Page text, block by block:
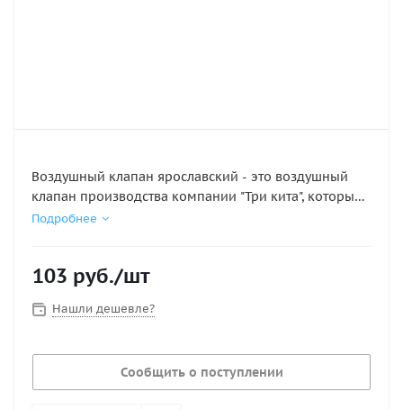
Воздушный клапан ярославский - это воздушный
клапан производства компании "Три кита", который
используют на старых моделях российских
т.п
Подробнее
103 руб./шт
Нашли дешевле?
Сообщить о поступлении